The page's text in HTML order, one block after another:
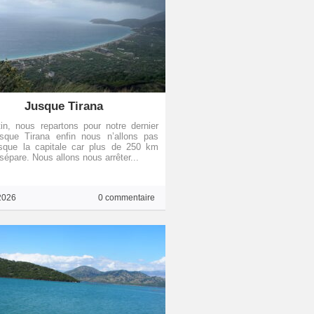
Jusque Tirana
nous repartons pour notre dernier
Tirana enfin nous n’allons pas
la capitale car plus de 250 km
Nous allons nous arrêter...
0 commentaire